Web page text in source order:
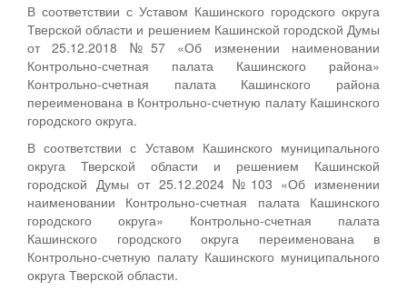
В соответствии с Уставом Кашинского городского округа
Тверской области и решением Кашинской городской Думы
от 25.12.2018 №57 «Об изменении наименовании
Контрольно-счетная палата Кашинского района»
Контрольно-счетная палата Кашинского района
переименована в Контрольно-счетную палату Кашинского
городского округа.
В соответствии с Уставом Кашинского муниципального
округа Тверской области и решением Кашинской
городской Думы от 25.12.2024 №103 «Об изменении
наименовании Контрольно-счетная палата Кашинского
городского округа» Контрольно-счетная палата
Кашинского городского округа переименована в
Контрольно-счетную палату Кашинского муниципального
округа Тверской области.